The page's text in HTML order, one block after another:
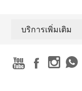
บริการเพิ่มเติม
   